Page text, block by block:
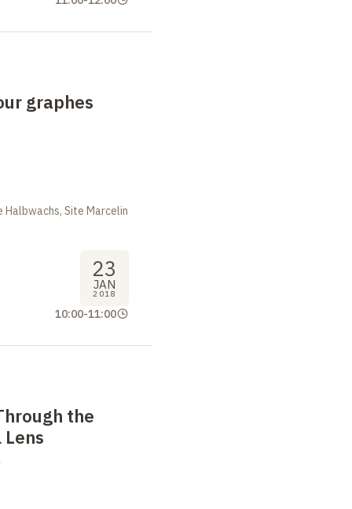
graphes
Site Marcelin
23
JAN
2018
10:00-11:00
the